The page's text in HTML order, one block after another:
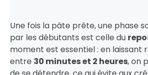
Une fois la pâte prête, une phase
par les débutants est celle du
moment est essentiel : en laissant
entre 30 minutes et 2 heures, on